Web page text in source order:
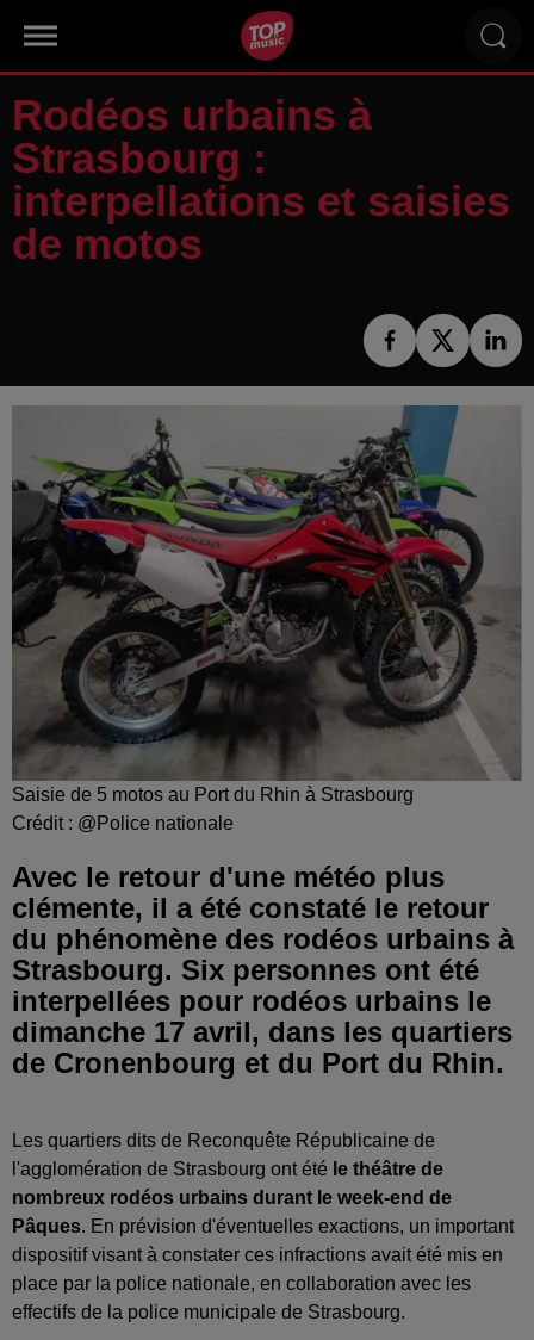
Rodéos urbains à
Strasbourg :
interpellations et saisies
de motos
Saisie de 5 motos au Port du Rhin à Strasbourg
Crédit : @Police nationale
Avec le retour d'une météo plus
clémente, il a été constaté le retour
du phénomène des rodéos urbains à
Strasbourg. Six personnes ont été
interpellées pour rodéos urbains le
dimanche 17 avril, dans les quartiers
de Cronenbourg et du Port du Rhin.
Les quartiers dits de Reconquête Républicaine de
l'agglomération de Strasbourg ont été le théâtre de
nombreux rodéos urbains durant le week-end de
Pâques. En prévision d'éventuelles exactions, un important
dispositif visant à constater ces infractions avait été mis en
place par la police nationale, en collaboration avec les
effectifs de la police municipale de Strasbourg.